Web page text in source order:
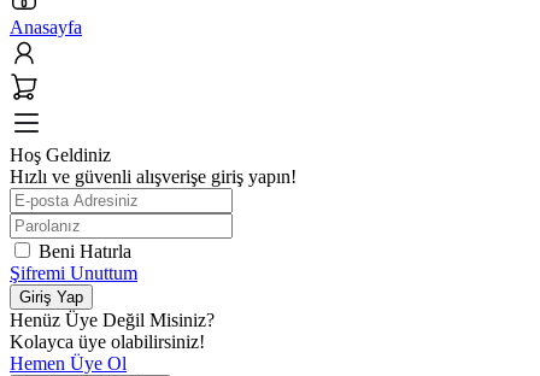
Anasayfa
Hoş Geldiniz
Hızlı ve güvenli alışverişe giriş yapın!
Beni Hatırla
Şifremi Unuttum
Giriş Yap
Henüz Üye Değil Misiniz?
Kolayca üye olabilirsiniz!
Hemen Üye Ol